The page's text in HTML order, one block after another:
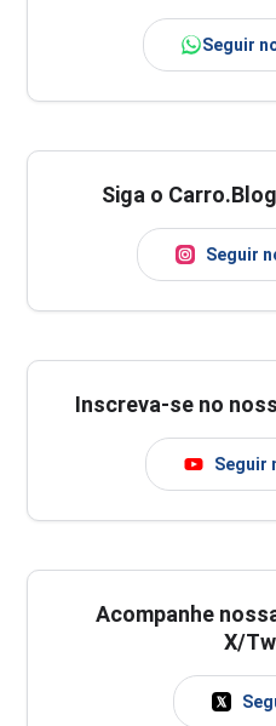
Seguir
Siga o
Seguir
Inscreva-se no
Seguir
Acompanhe
X/